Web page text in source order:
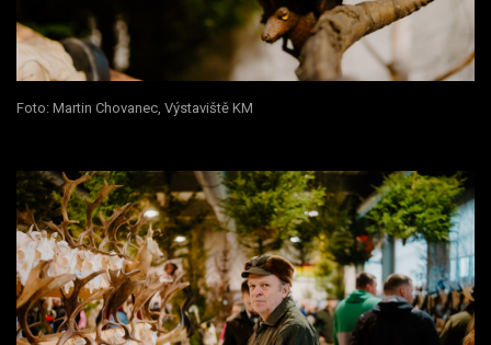
Foto: Martin Chovanec, Výstaviště KM